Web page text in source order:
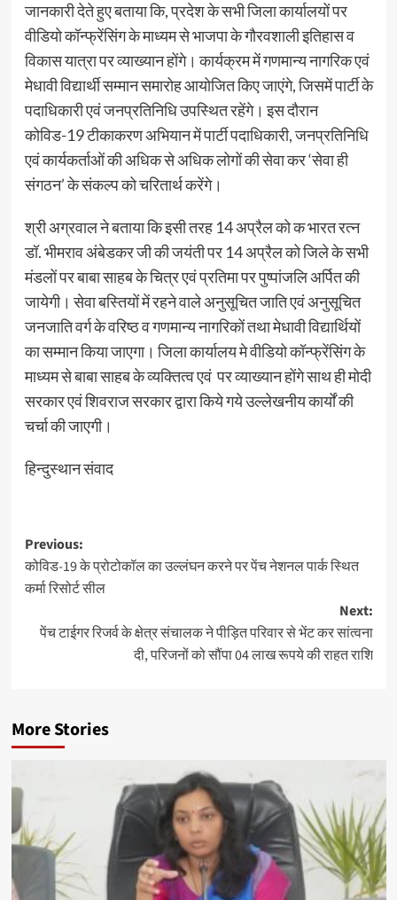
जानकारी देते हुए बताया कि, प्रदेश के सभी जिला कार्यालयों पर
वीडियो कॉन्फ्रेंसिंग के माध्यम से भाजपा के गौरवशाली इतिहास व
विकास यात्रा पर व्याख्यान होंगे। कार्यक्रम में गणमान्य नागरिक एवं
मेधावी विद्यार्थी सम्मान समारोह आयोजित किए जाएंगे, जिसमें पार्टी के
पदाधिकारी एवं जनप्रतिनिधि उपस्थित रहेंगे। इस दौरान
कोविड-19 टीकाकरण अभियान में पार्टी पदाधिकारी, जनप्रतिनिधि
एवं कार्यकर्ताओं की अधिक से अधिक लोगों की सेवा कर ‘सेवा ही
संगठन’ के संकल्प को चरितार्थ करेंगे।
श्री अग्रवाल ने बताया कि इसी तरह 14 अप्रैल को क भारत रत्न
डॉ. भीमराव अंबेडकर जी की जयंती पर 14 अप्रैल को जिले के सभी
मंडलों पर बाबा साहब के चित्र एवं प्रतिमा पर पुष्पांजलि अर्पित की
जायेगी। सेवा बस्तियों में रहने वाले अनुसूचित जाति एवं अनुसूचित
जनजाति वर्ग के वरिष्ठ व गणमान्य नागरिकों तथा मेधावी विद्यार्थियों
का सम्मान किया जाएगा। जिला कार्यालय मे वीडियो कॉन्फ्रेंसिंग के
माध्यम से बाबा साहब के व्यक्तित्व एवं पर व्याख्यान होंगे साथ ही मोदी
सरकार एवं शिवराज सरकार द्वारा किये गये उल्लेखनीय कार्यों की
चर्चा की जाएगी।
हिन्दुस्थान संवाद
Post
navigation
Previous:
कोविड-19 के प्रोटोकॉल का उल्लंघन करने पर पेंच नेशनल पार्क स्थित
कर्मा रिसोर्ट सील
Next:
पेंच टाईगर रिजर्व के क्षेत्र संचालक ने पीड़ित परिवार से भेंट कर सांत्वना
दी, परिजनों को सौंपा 04 लाख रूपये की राहत राशि
More Stories